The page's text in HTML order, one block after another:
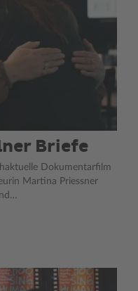
Briefe
Dokumentarfilm
Martina Priessner